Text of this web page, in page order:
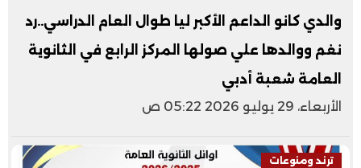
والدي كانو الداعم الأكبر ليا طوال العام الدراسي..رد
نغم ووالدها علي صولها المركز الرابع في الثانوية
العامة شعبة أدبي
الأربعاء، 29 يوليو 2026 05:22 ص
ترند ومنوعات